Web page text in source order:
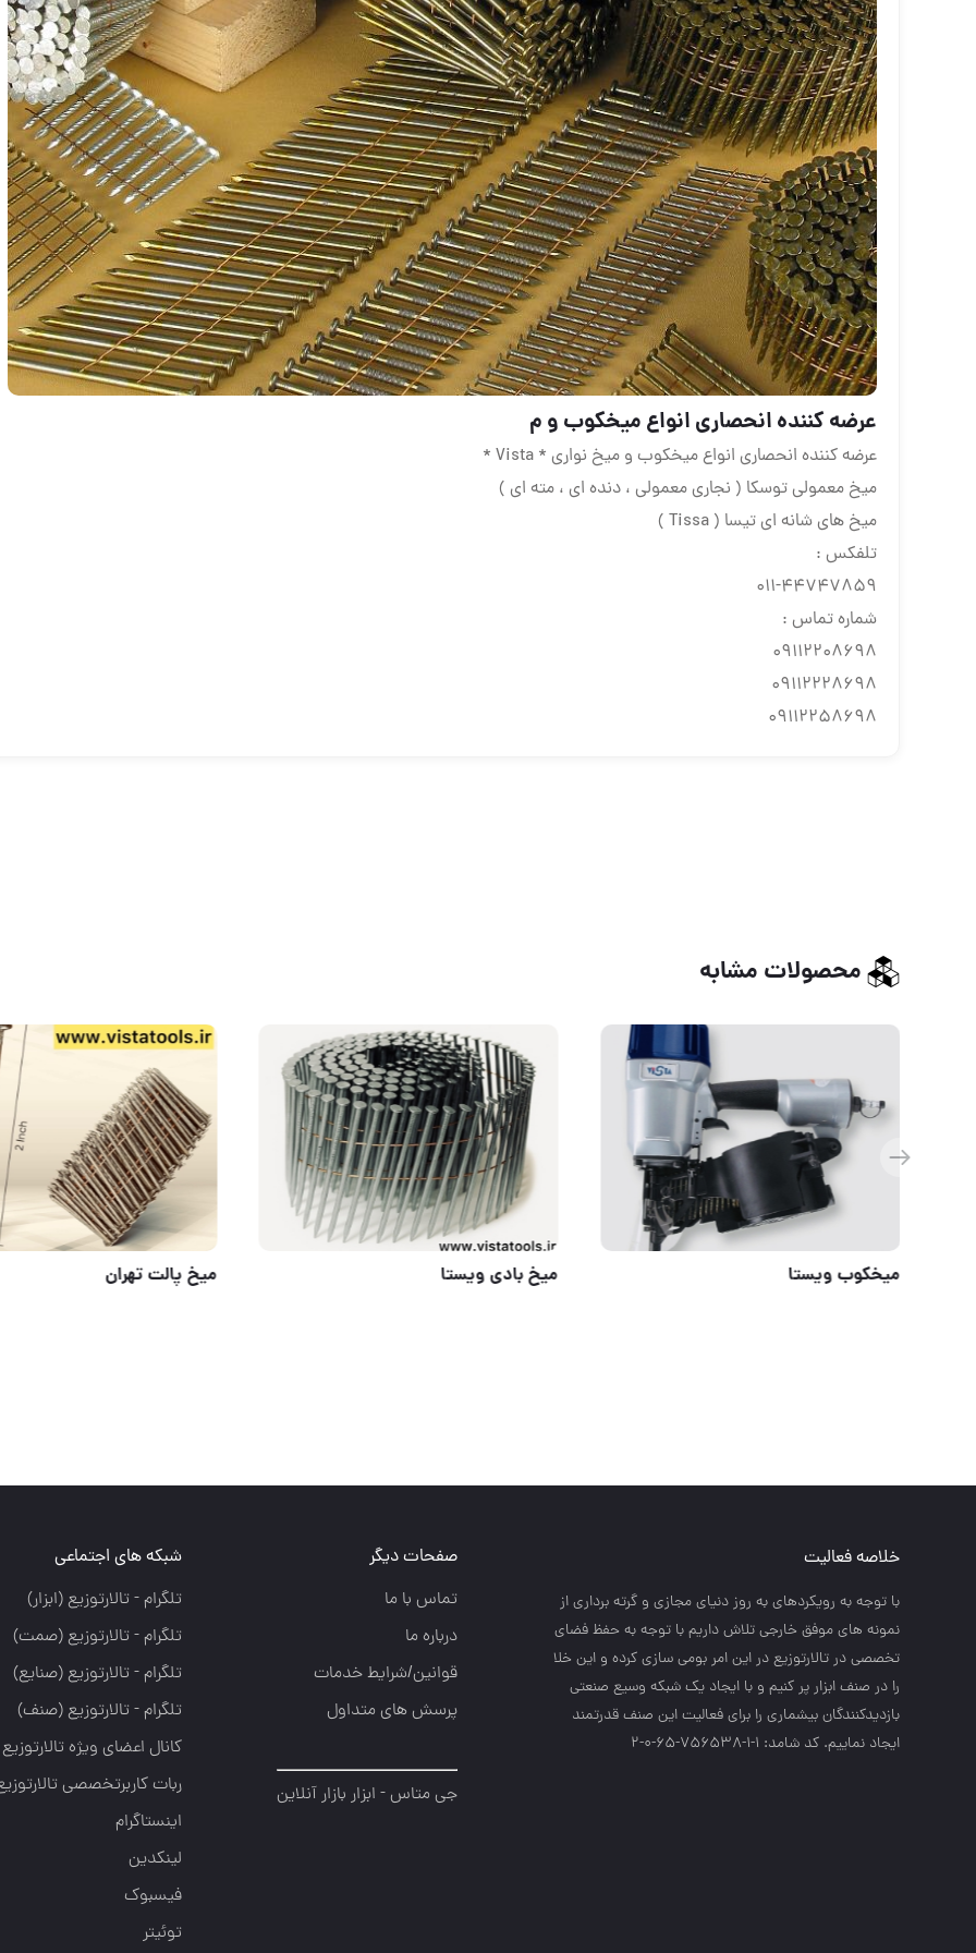
عرضه كننده انحصارى انواع ميخكوب و م
عرضه كننده انحصارى انواع ميخكوب و ميخ نوارى * Vista *
ميخ معمولى توسكا ( نجارى معمولى ، دنده اى ، مته اى )
ميخ هاى شانه اى تيسا ( Tissa )
تلفكس :
٤٤٧٤٧٨٥٩-٠١١
شماره تماس :
٠٩١١٢٢٠٨٦٩٨
٠٩١١٢٢٢٨٦٩٨
٠٩١١٢٢٥٨٦٩٨
محصولات مشابه
واسکازین پمپ بادی 220 بشکه FAT ميخكوب ويستا ميخ بادى ويستا
خلاصه فعالیت
با توجه به رويكردهاي به روز دنياي مجازي و گرته برداري از
نمونه هاي موفق خارجي تلاش داريم با توجه به حفظ فضاي
تخصصي در تالارتوزيع در اين امر بومي سازي كرده و اين خلا
را در صنف ابزار پر كنيم و با ايجاد يك شبكه وسيع صنعتي
بازديدكنندگان بيشماري را براي فعاليت اين صنف قدرتمند
ايجاد نماييم. کد شامد: 1-1-756538-65-0-2
صفحات دیگر
تماس با ما
درباره ما
قوانین/شرایط خدمات
پرسش های متداول
جی متاس - ابزار بازار آنلاین
شبکه های اجتماعی
تلگرام - تالارتوزيع (ابزار)
تلگرام - تالارتوزيع (صمت)
تلگرام - تالارتوزيع (صنايع)
تلگرام - تالارتوزیع (صنف)
کانال اعضای ویژه تالارتوزیع
ربات کاربرتخصصی
اینستاگرام
لینکدین
فیسبوک
توئیتر